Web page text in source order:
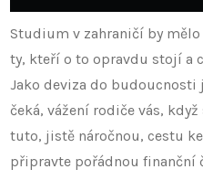
Studium v zahraničí by
ty, kteří o to opravdu stojí a
Jako deviza do budoucnosti
čeká, vážení rodiče vás,
tuto, jistě náročnou, cestu
připravte pořádnou finanční